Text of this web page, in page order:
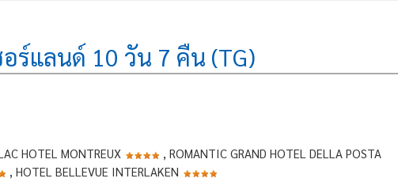
ร์แลนด์ 10 วัน 7 คืน (TG)
HOTEL MONTREUX
, ROMANTIC GRAND HOTEL DELLA POSTA
, HOTEL BELLEVUE INTERLAKEN